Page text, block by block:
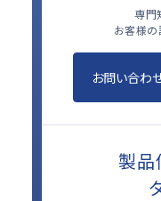
専門
お客様の
お問い合わ
製品